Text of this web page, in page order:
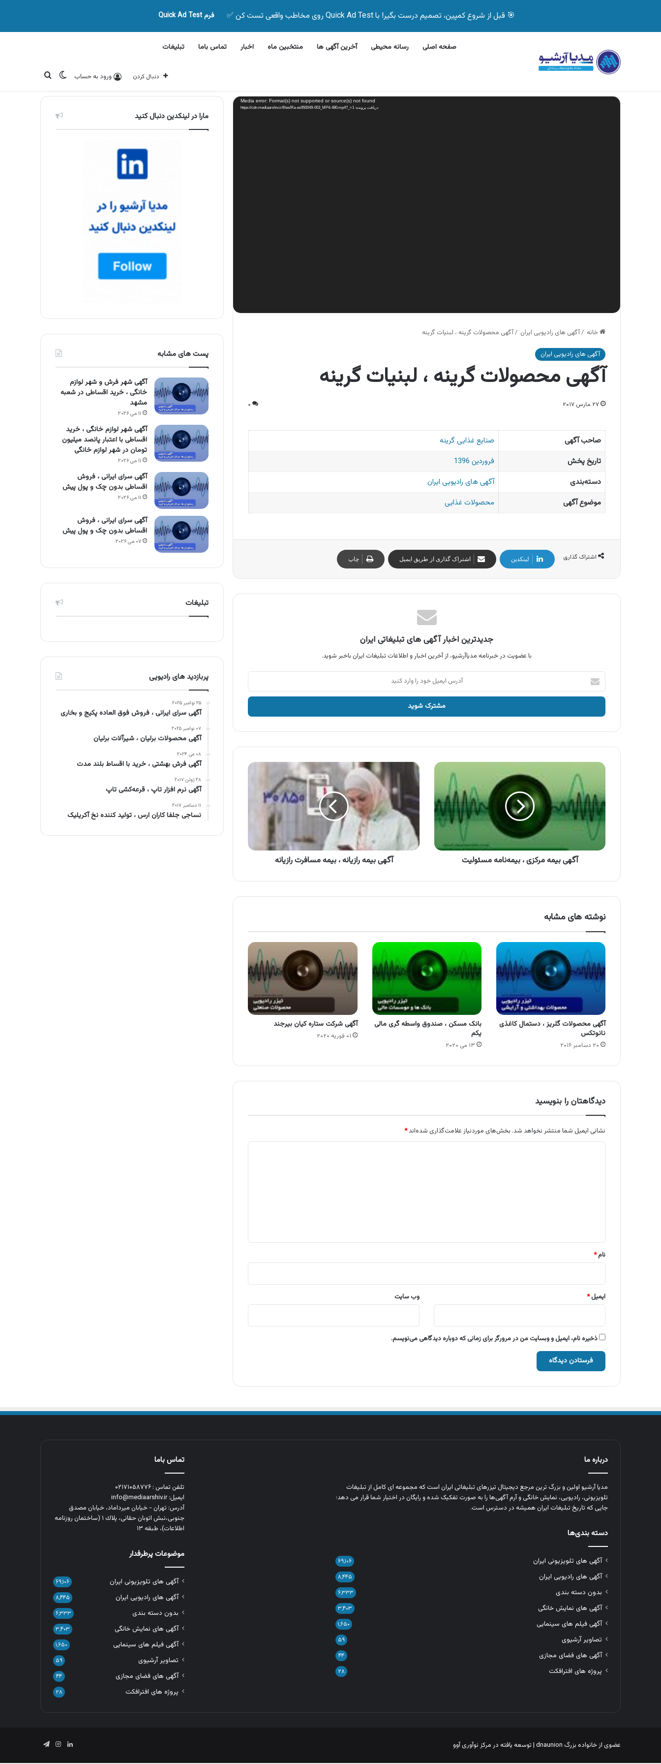
🎯 قبل از شروع کمپین، تصمیم درست بگیر! با Quick Ad Test روی مخاطب واقعی تست کن ✅ فرم Quick Ad Test
صفحه اصلی رسانه محیطی آخرین آگهی ها منتخبین ماه اخبار تماس باما تبلیغات
دنبال کردن ورود به حساب تغییر پوسته
جستجو برای پنج‌شنبه, 6 آگوست 2026 آگهی های تازه
نمایشگر
ویدیو Media error: Format(s) not supported or source(s) not found
دریافت پرونده: https://cdn.mediaarshiv.ir/files/Ra-es950049-003_MP4-480.mp4?_=1
خانه /آگهی های رادیویی ایران /آگهی محصولات گرینه ، لبنیات گرینه
آگهی های رادیویی ایران
آگهی محصولات گرینه ، لبنیات گرینه
۲۷ مارس ۲۰۱۷ ۰
صاحب آگهی
صنایع غذایی گرینه
تاریخ پخش
فروردین 1396
دسته‌بندی
آگهی های رادیویی ایران
موضوع آگهی
محصولات غذایی
اشتراک گذاری لینکدین اشتراک گذاری از طریق ایمیل چاپ
جدیدترین اخبار آگهی های تبلیغاتی ایران
با عضویت در خبرنامه مدیاآرشیو، از آخرین اخبار و اطلاعات تبلیغات ایران باخبر شوید.
آدرس
ایمیل
خود
وارد
آگهی
،
بیمه‌نامه
مسئولیت
آگهی بیمه مرکزی ، بیمه‌نامه مسئولیت
آگهی
بیمه
رازیانه
،
بیمه
مسافرت
رازیانه
آگهی بیمه رازیانه ، بیمه مسافرت رازیانه
نوشته های مشابه
آگهی محصولات گلریز ، دستمال کاغذی
نانوتکس
۲۰ دسامبر ۲۰۱۶
بانک مسکن ، صندوق واسطه گری مالی
یکم
۱۳ می ۲۰۲۰
آگهی شرکت ستاره کیان بیرجند
۰۱ فوریه ۲۰۲۰
دیدگاهتان را بنویسید
نشانی ایمیل شما منتشر نخواهد شد. بخش‌های موردنیاز علامت‌گذاری شده‌اند*
نام*
ایمیل* وب‌ سایت
ذخیره نام، ایمیل و وبسایت من در مرورگر برای زمانی که دوباره دیدگاهی می‌نویسم.
مارا در لینکدین دنبال کنید
پست های مشابه
آگهی شهر فرش و شهر لوازم
خانگی ، خرید اقساطی در شعبه
مشهد
۱۱ می ۲۰۲۶
آگهی شهر لوازم خانگی ، خرید
اقساطی با اعتبار پانصد میلیون
تومان در شهر لوازم خانگی
۱۱ می ۲۰۲۶
آگهی سرای ایرانی ، فروش
اقساطی بدون چک و پول پیش
۱۱ می ۲۰۲۶
آگهی سرای ایرانی ، فروش
اقساطی بدون چک و پول پیش
۰۷ می ۲۰۲۶
تبلیغات
پربازدید های رادیویی
۲۵ نوامبر ۲۰۲۵
آگهی سرای ایرانی ، فروش فوق العاده پکیج و بخاری
۰۷ نوامبر ۲۰۲۵
آگهی محصولات برلیان ، شیرآلات برلیان
۰۸ می ۲۰۲۴
آگهی فرش بهشتی ، خرید با اقساط بلند مدت
۲۸ ژوئن ۲۰۱۷
آگهی نرم افزار تاپ ، قرعه‌کشی تاپ
۱۱ دسامبر ۲۰۱۷
نساجی جلفا کاران ارس ، تولید کننده نخ آکریلیک
درباره ما
مدیا آرشیو اولین و بزرگ‌ ترین مرجع دیجیتال تیزرهای تبلیغاتی ایران است که مجموعه‌ ای کامل از تبلیغات
تلویزیونی، رادیویی، نمایش خانگی و آرم‌ آگهی‌ها را به‌ صورت تفکیک‌ شده و رایگان در اختیار شما قرار می‌ دهد؛
جایی که تاریخ تبلیغات ایران همیشه در دسترس است.
دسته بندی‌ها
آگهی های تلویزیونی ایران ۶۹,۱۰۶
آگهی های رادیویی ایران ۸,۴۴۵
بدون دسته بندی ۶,۳۳۳
آگهی های نمایش خانگی ۳,۴۰۳
آگهی فیلم های سینمایی ۱,۶۵۰
تصاویر آرشیوی ۵۹
آگهی های فضای مجازی ۴۴
پروژه های افترافکت ۲۸
تماس باما
تلفن تماس : ۰۲۱۷۱۰۵۸۷۷۶
ایمیل: info@mediaarshiv.ir
آدرس: تهران - خیابان میرداماد، خیابان مصدق
جنوبی،نبش اتوبان حقانی، پلاك ١ (ساختمان روزنامه
اطلاعات)، طبقه ۱۳
موضوعات پرطرفدار
آگهی های تلویزیونی ایران ۶۹,۱۰۶
آگهی های رادیویی ایران ۸,۴۴۵
بدون دسته بندی ۶,۳۳۳
آگهی های نمایش خانگی ۳,۴۰۳
آگهی فیلم های سینمایی ۱,۶۵۰
تصاویر آرشیوی ۵۹
آگهی های فضای مجازی ۴۴
پروژه های افترافکت ۲۸
عضوی از خانواده بزرگ dnaunion | توسعه یافته در مرکز نوآوری آوو لینکدیناینستاگرام
تلگرام